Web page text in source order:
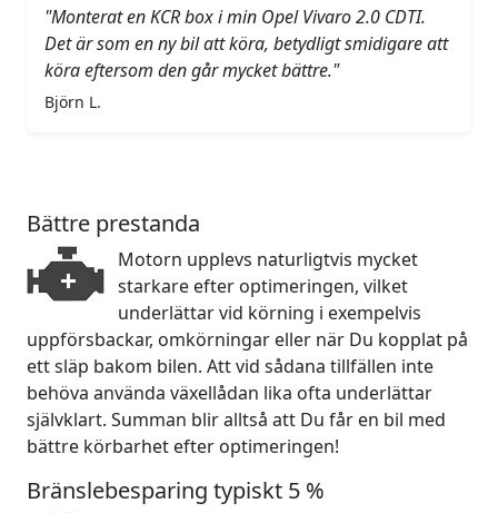
"Monterat en KCR box i min Opel Vivaro 2.0 CDTI.
Det är som en ny bil att köra, betydligt smidigare att
köra eftersom den går mycket bättre."
Björn L.
Bättre prestanda
Motorn upplevs naturligtvis mycket
starkare efter optimeringen, vilket
underlättar vid körning i exempelvis
uppförsbackar, omkörningar eller när Du kopplat på
ett släp bakom bilen. Att vid sådana tillfällen inte
behöva använda växellådan lika ofta underlättar
självklart. Summan blir alltså att Du får en bil med
bättre körbarhet efter optimeringen!
Bränslebesparing typiskt 5 %